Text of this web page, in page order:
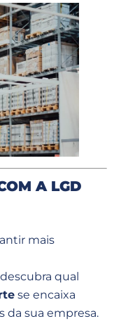
A LGD
mais
qual
se encaixa
da sua empresa.